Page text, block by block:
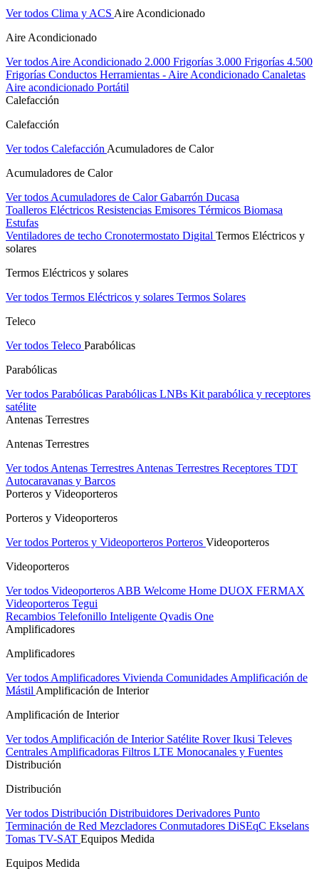
Ver todos Clima y ACS Aire Acondicionado
Aire Acondicionado
Ver todos Aire Acondicionado 2.000 Frigorías 3.000 Frigorías 4.500
Frigorías Conductos Herramientas - Aire Acondicionado Canaletas
Aire acondicionado Portátil
Calefacción
Calefacción
Ver todos Calefacción Acumuladores de Calor
Acumuladores de Calor
Ver todos Acumuladores de CalorGabarrón Ducasa
Toalleros Eléctricos Resistencias Emisores Térmicos Biomasa
Estufas
Ventiladores de techo Cronotermostato Digital Termos Eléctricos y
solares
Termos Eléctricos y solares
Ver todos Termos Eléctricos y solares Termos Solares
Teleco
Ver todos Teleco Parabólicas
Parabólicas
Ver todos Parabólicas Parabólicas LNBs Kit parabólica y receptores
satélite
Antenas Terrestres
Antenas Terrestres
Ver todos Antenas Terrestres Antenas Terrestres Receptores TDT
Autocaravanas y Barcos
Porteros y Videoporteros
Porteros y Videoporteros
Ver todos Porteros y Videoporteros Porteros Videoporteros
Videoporteros
Ver todos Videoporteros ABB Welcome Home DUOX FERMAX
Videoporteros Tegui
Recambios Telefonillo Inteligente Qvadis One
Amplificadores
Amplificadores
Ver todos Amplificadores Vivienda Comunidades Amplificación de
Mástil Amplificación de Interior
Amplificación de Interior
Ver todos Amplificación de Interior Satélite RoverIkusi Televes
Centrales Amplificadoras Filtros LTE Monocanales y Fuentes
Distribución
Distribución
Ver todos Distribución Distribuidores Derivadores Punto
Terminación de Red Mezcladores Conmutadores DiSEqC Ekselans
Tomas TV-SAT Equipos Medida
Equipos Medida